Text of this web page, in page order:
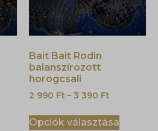
Bait Bait Rodin
balanszírozott
horogcsali
2 990 Ft – 3 390 Ft
Opciók választása